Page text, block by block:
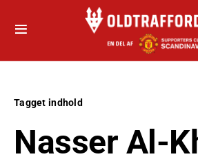
Tagget indhold
Nasser Al-